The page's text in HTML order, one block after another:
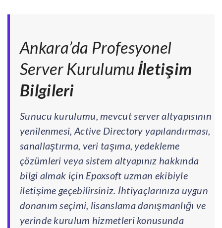
Ankara’da Profesyonel
Server Kurulumu İletişim
Bilgileri
Sunucu kurulumu, mevcut server altyapısının
yenilenmesi, Active Directory yapılandırması,
sanallaştırma, veri taşıma, yedekleme
çözümleri veya sistem altyapınız hakkında
bilgi almak için Epoxsoft uzman ekibiyle
iletişime geçebilirsiniz. İhtiyaçlarınıza uygun
donanım seçimi, lisanslama danışmanlığı ve
yerinde kurulum hizmetleri konusunda